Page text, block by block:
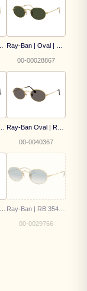
00-00028867
00-0040367
00-0029766